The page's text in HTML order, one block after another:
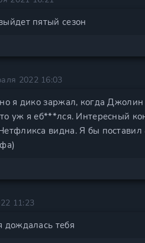
пятый сезон
2022 16:03
я дико заржал, когда Джолин
уж я еб***лся. Интересный
видна. Я бы поставил
11:23
дождалась тебя